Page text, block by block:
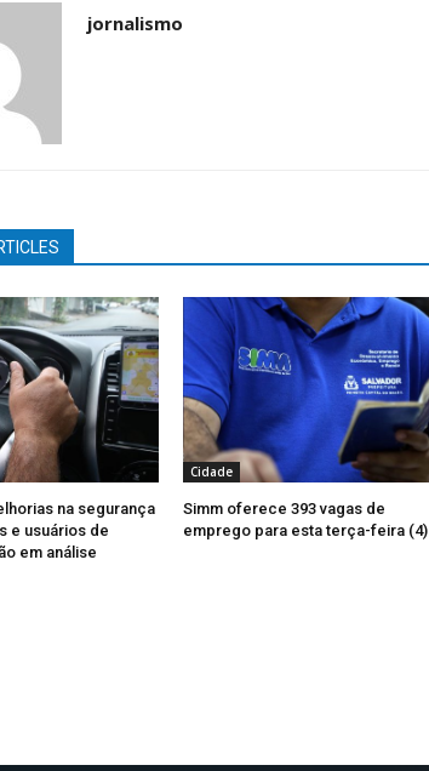
jornalismo
na segurança
e usuários de
em análise
Cidade
Simm oferece 393 vagas de
emprego para esta terça-feira (4)